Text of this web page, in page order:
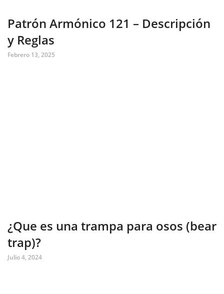
Patrón Armónico 121 – Descripción
y Reglas
Febrero 13, 2025
¿Que es una trampa para osos (bear
trap)?
Julio 4, 2024